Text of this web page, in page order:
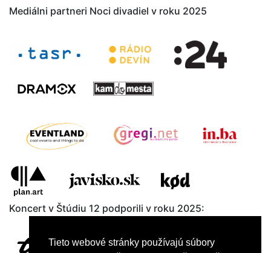
Tieto webové stránky používajú súbory
Mediálni partneri Noci divadiel v roku 2025
Koncert v Štúdiu 12 podporili v roku 2025: